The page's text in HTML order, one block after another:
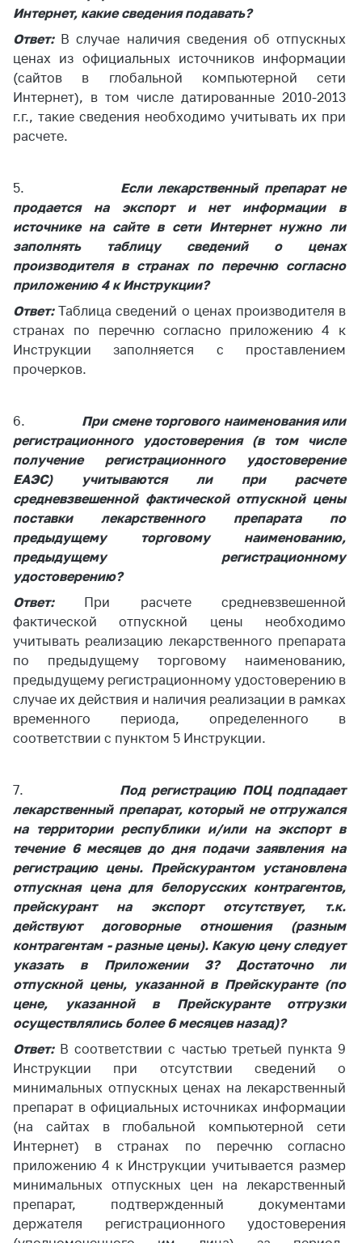
Важное на сайте
Сообщить о росте
цен
Ценообразование
на лекарственные
средства, изделия
медицинского
Решение Комиссии
по установлению
факта нарушения
(отсутствия)
нарушения
антимонопольного
законодательства
Предостережения и
предупреждения
обсуждение
проектов
Маркировка
товаров
Упрощение условий
ведения бизнеса
Рекомендации по
предотвращению
распространения
COVID-19 для
субъектов торговли,
общественного
питания, бытового
обслуживания
Обучение по
вопросам
антимонопольного
регулирования и
Интернет, какие сведения подавать?
Ответ:В случае наличия сведения об отпускных
ценах из официальных источников информации
(сайтов в глобальной компьютерной сети
Интернет), в том числе датированные 2010-2013
г.г., такие сведения необходимо учитывать их при
расчете.
5.
Если лекарственный препарат не
продается на экспорт и нет информации в
источнике на сайте в сети Интернет нужно ли
заполнять таблицу сведений о ценах
производителя в странах по перечню согласно
приложению 4 к Инструкции?
Ответ:Таблица сведений о ценах производителя в
странах по перечню согласно приложению 4 к
Инструкции заполняется с проставлением
прочерков.
6.
При смене торгового наименования или
регистрационного удостоверения (в том числе
получение регистрационного удостоверение
ЕАЭС) учитываются ли при расчете
средневзвешенной фактической отпускной цены
поставки лекарственного препарата по
предыдущему торговому наименованию,
предыдущему регистрационному
удостоверению?
Ответ:При расчете средневзвешенной
фактической отпускной цены необходимо
учитывать реализацию лекарственного препарата
по предыдущему торговому наименованию,
предыдущему регистрационному удостоверению в
случае их действия и наличия реализации в рамках
временного периода, определенного в
соответствии с пунктом 5 Инструкции.
7.
Под регистрацию ПОЦ подпадает
лекарственный препарат, который не отгружался
на территории республики и/или на экспорт в
течение 6 месяцев до дня подачи заявления на
регистрацию цены. Прейскурантом установлена
отпускная цена для белорусских контрагентов,
прейскурант на экспорт отсутствует, т.к.
действуют договорные отношения (разным
контрагентам - разные цены). Какую цену следует
указать в Приложении 3? Достаточно ли
отпускной цены, указанной в Прейскуранте (по
цене, указанной в Прейскуранте отгрузки
осуществлялись более 6 месяцев назад)?
Ответ: В соответствии с частью третьей пункта 9
Инструкции при отсутствии сведений о
минимальных отпускных ценах на лекарственный
препарат в официальных источниках информации
(на сайтах в глобальной компьютерной сети
Интернет) в странах по перечню согласно
приложению 4 к Инструкции учитывается размер
минимальных отпускных цен на лекарственный
препарат, подтвержденный документами
держателя регистрационного удостоверения